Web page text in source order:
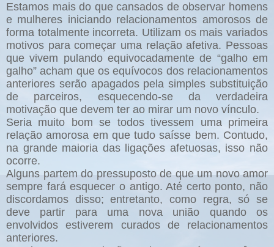
Estamos mais do que cansados de observar homens
e mulheres iniciando relacionamentos amorosos de
forma totalmente incorreta. Utilizam os mais variados
motivos para começar uma relação afetiva. Pessoas
que vivem pulando equivocadamente de “galho em
galho” acham que os equívocos dos relacionamentos
anteriores serão apagados pela simples substituição
de parceiros, esquecendo-se da verdadeira
motivação que devem ter ao mirar um novo vínculo.
Seria muito bom se todos tivessem uma primeira
relação amorosa em que tudo saísse bem. Contudo,
na grande maioria das ligações afetuosas, isso não
ocorre.
Alguns partem do pressuposto de que um novo amor
sempre fará esquecer o antigo. Até certo ponto, não
discordamos disso; entretanto, como regra, só se
deve partir para uma nova união quando os
envolvidos estiverem curados de relacionamentos
anteriores.